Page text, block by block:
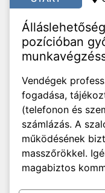
pozícióban
Vendégek
fogadása,
(telefonon és
számlázás. A
működésének
masszőrökkel.
magabiztos